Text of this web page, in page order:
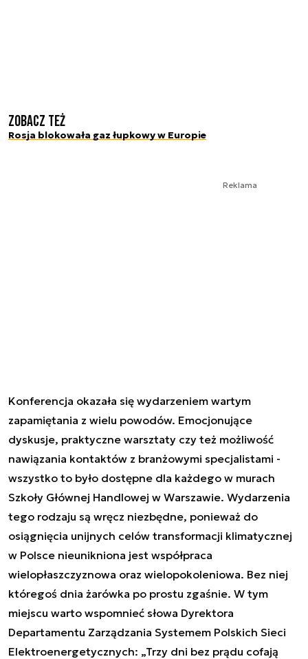
Zobacz też
Rosja blokowała gaz łupkowy w Europie
Reklama
Konferencja okazała się wydarzeniem wartym
zapamiętania z wielu powodów. Emocjonujące
dyskusje, praktyczne warsztaty czy też możliwość
nawiązania kontaktów z branżowymi specjalistami -
wszystko to było dostępne dla każdego w murach
Szkoły Głównej Handlowej w Warszawie. Wydarzenia
tego rodzaju są wręcz niezbędne, ponieważ do
osiągnięcia unijnych celów transformacji klimatycznej
w Polsce nieunikniona jest współpraca
wielopłaszczyznowa oraz wielopokoleniowa. Bez niej
któregoś dnia żarówka po prostu zgaśnie. W tym
miejscu warto wspomnieć słowa Dyrektora
Departamentu Zarządzania Systemem Polskich Sieci
Elektroenergetycznych: „Trzy dni bez prądu cofają